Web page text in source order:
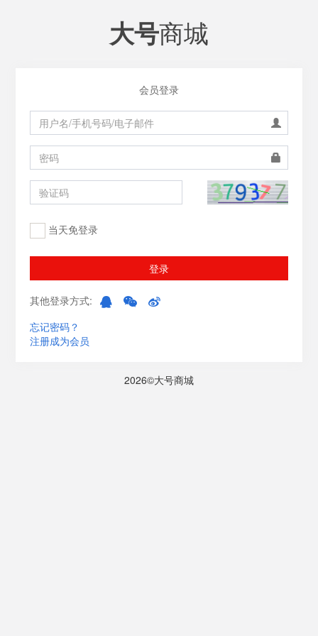
大号商城
会员登录
当天免登录
登录
其他登录方式:
忘记密码？
注册成为会员
2026©大号商城